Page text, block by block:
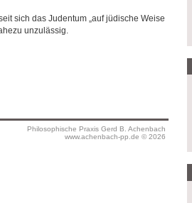
sich das Judentum „auf jüdische Weise
unzulässig.
Philosophische Praxis Gerd B. Achenbach
www.achenbach-pp.de © 2026